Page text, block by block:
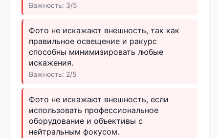
Важность: 3/5
Фото не искажают внешность, так как
правильное освещение и ракурс
способны минимизировать любые
искажения.
Важность: 2/5
Фото не искажают внешность, если
использовать профессиональное
оборудование и объективы с
нейтральным фокусом.